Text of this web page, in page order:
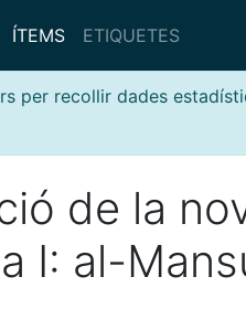
ÍTEMS ETIQUETES
per recollir dades
de la
I: al-